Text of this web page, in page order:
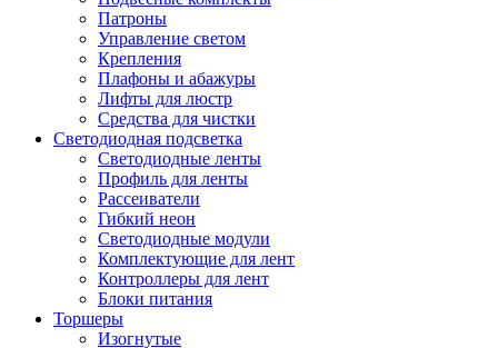
Патроны
Управление светом
Крепления
Плафоны и абажуры
Лифты для люстр
Средства для чистки
Светодиодная подсветка
Светодиодные ленты
Профиль для ленты
Рассеиватели
Гибкий неон
Светодиодные модули
Комплектующие для лент
Контроллеры для лент
Блоки питания
Торшеры
Изогнутые